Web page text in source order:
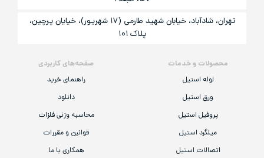
محصولات و خدمات
لوله استیل
ورق استیل
پروفیل استیل
میلگرد استیل
اتصالات استیل
صفحه‌های کاربردی
راهنمای خرید
دانلود
محاسبه وزنی فلزات
قوانین و مقررات
همکاری با ما
تهران، شادآباد، خیابان شهید طارمی (۱۷ شهریور)، خیایان پرچین،
پلاک ۱۰۱